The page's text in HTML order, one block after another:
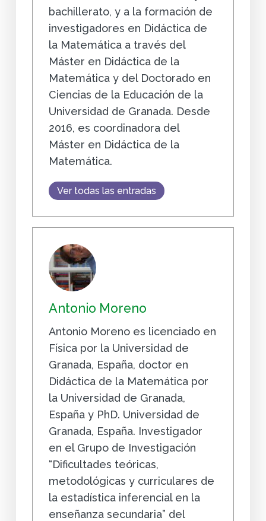
bachillerato, y a la formación de
investigadores en Didáctica de
la Matemática a través del
Máster en Didáctica de la
Matemática y del Doctorado en
Ciencias de la Educación de la
Universidad de Granada. Desde
2016, es coordinadora del
Máster en Didáctica de la
Matemática.
Ver todas las entradas
Antonio Moreno
Antonio Moreno es licenciado en
Física por la Universidad de
Granada, España, doctor en
Didáctica de la Matemática por
la Universidad de Granada,
España y PhD. Universidad de
Granada, España. Investigador
en el Grupo de Investigación
“Dificultades teóricas,
metodológicas y curriculares de
la estadística inferencial en la
enseñanza secundaria” del